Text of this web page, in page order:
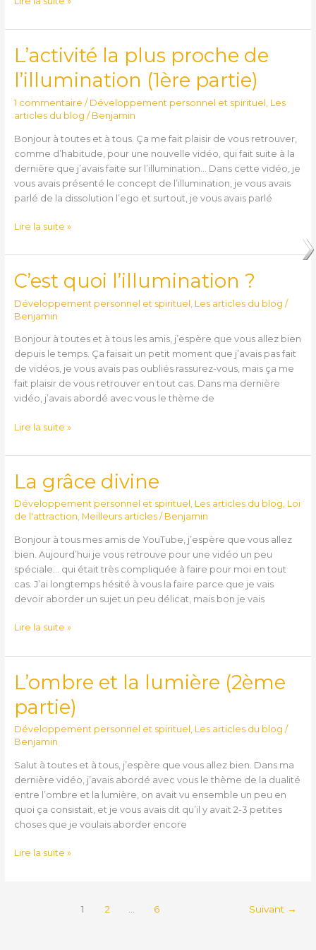
L’activité la plus proche de
l’illumination (1ère partie)
1 commentaire / Développement personnel et spirituel Les
articles du blog / Benjamin
Bonjour à toutes et à tous. Ça me fait plaisir de vous retrouver,
comme d’habitude, pour une nouvelle vidéo, qui fait suite à la
dernière que j’avais faite sur l’illumination… Dans cette vidéo, je
vous avais présenté le concept de l’illumination, je vous avais
parlé de la dissolution l’ego et surtout, je vous avais parlé
L’activité
la
plus
de
(1ère
partie)
Lire la suite »
C’est quoi l’illumination ?
Développement personnel et spirituel Les articles du blog /
Benjamin
Bonjour à toutes et à tous les amis, j’espère que vous allez bien
depuis le temps. Ça faisait un petit moment que j’avais pas fait
de vidéos, je vous avais pas oubliés rassurez-vous, mais ça me
fait plaisir de vous retrouver en tout cas. Dans ma dernière
vidéo, j’avais abordé avec vous le thème de
C’est
quoi
l’illumination
?
Lire la suite »
La grâce divine
Développement personnel et spirituel , Les articles du blog, Loi
de l'attraction, Meilleurs articles/ Benjamin
Bonjour à tous mes amis de YouTube, j’espère que vous allez
bien. Aujourd’hui je vous retrouve pour une vidéo un peu
spéciale… qui était très compliquée à faire pour moi en tout
cas. J’ai longtemps hésité à vous la faire parce que je vais
devoir aborder un sujet un peu délicat, mais bon je vais
La
grâce
divine
Lire la suite »
L’ombre et la lumière (2ème
partie)
Développement personnel et spirituel , Les articles du blog /
Benjamin
Salut à toutes et à tous, j’espère que vous allez bien. Dans ma
dernière vidéo, j’avais abordé avec vous le thème de la dualité
entre l’ombre et la lumière, on avait vu ensemble un peu en
quoi ça consistait, et je vous avais dit qu’il y avait 2-3 petites
choses que je voulais aborder encore
L’ombre
et
la
(2ème
Lire la suite »
1 2 6 Suivant →